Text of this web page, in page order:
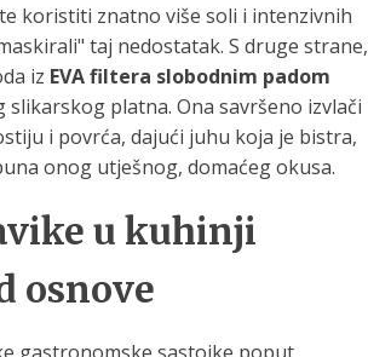
koristiti znatno više soli i intenzivnih
taj nedostatak. S druge strane,
iz EVA filtera slobodnim padom
platna. Ona savršeno izvlači
i povrća, dajući juhu koja je bistra,
onog utješnog, domaćeg okusa.
u kuhinji
osnove